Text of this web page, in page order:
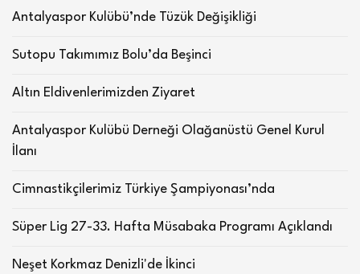
Antalyaspor Kulübü’nde Tüzük Değişikliği
Sutopu Takımımız Bolu’da Beşinci
Altın Eldivenlerimizden Ziyaret
Antalyaspor Kulübü Derneği Olağanüstü Genel Kurul
İlanı
Cimnastikçilerimiz Türkiye Şampiyonası’nda
Süper Lig 27-33. Hafta Müsabaka Programı Açıklandı
Neşet Korkmaz Denizli'de İkinci